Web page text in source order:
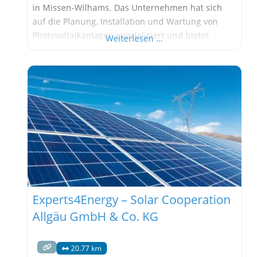
in Missen-Wilhams. Das Unternehmen hat sich
auf die Planung, Installation und Wartung von
Photovoltaikanlagen spezialisiert und bietet
Gewerbebetriebe und öffentliche Einrichtungen.
In diesem Artikel werfen wir einen genaueren
Blick auf die Geschichte, die Produkte und
Dienstleistungen sowie die Zukunftsperspektiven
der SonnenWerkstatt GmbH.
Weiterlesen …
Experts4Energy – Solar Cooperation
Allgäu GmbH & Co. KG
20.77 km